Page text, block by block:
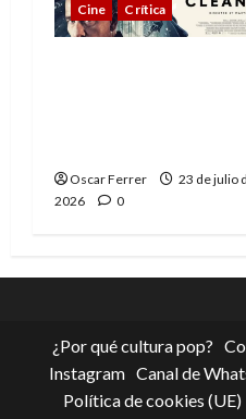
Cine Crítica
Oscar Ferrer
23 de julio
2026
0
¿Por qué cultura pop?
Instagram Canal de
Política de cookies (UE)